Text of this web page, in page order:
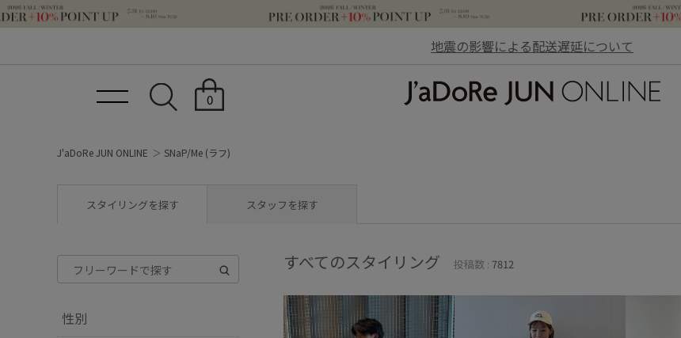
地震の影響による配送遅延について
0
J'aDoRe JUN ONLINE SNaP/Me (ラフ)
スタイリングを探す スタッフを探す
性別
すべてのスタイリング 投稿数 : 7812